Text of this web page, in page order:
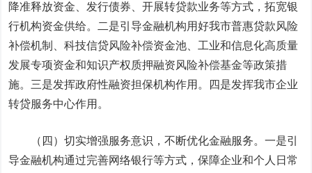
降准释放资金、发行债券、开展转贷款业务等方式，拓宽银
行机构资金供给。二是引导金融机构用好我市普惠贷款风险
补偿机制、科技信贷风险补偿资金池、工业和信息化高质量
发展专项资金和知识产权质押融资风险补偿基金等政策措
施。三是发挥政府性融资担保机构作用。四是发挥我市企业
转贷服务中心作用。
（四）切实增强服务意识，不断优化金融服务。一是引
导金融机构通过完善网络银行等方式，保障企业和个人日常